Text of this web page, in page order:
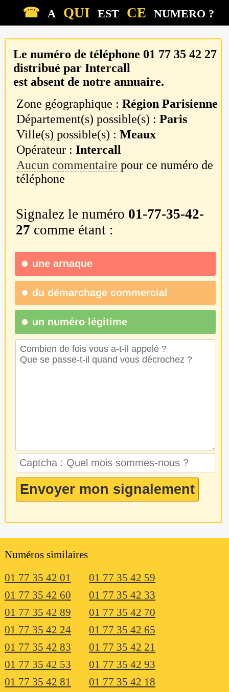
☎ A QUI EST CE NUMERO ?
Le numéro de téléphone 01 77 35 42 27
distribué par Intercall
est absent de notre annuaire.
Zone géographique :Région Parisienne
Département(s) possible(s) :Paris
Ville(s) possible(s) :Meaux
Opérateur :Intercall
Aucun commentaire pour ce numéro de
téléphone
Signalez le numéro 01-77-35-42-
27 comme étant :
une arnaque
du démarchage commercial
un numéro légitime
Numéros similaires
01 77 35 42 01
01 77 35 42 59
01 77 35 42 60
01 77 35 42 33
01 77 35 42 89
01 77 35 42 70
01 77 35 42 24
01 77 35 42 65
01 77 35 42 83
01 77 35 42 21
01 77 35 42 53
01 77 35 42 93
01 77 35 42 81
01 77 35 42 18